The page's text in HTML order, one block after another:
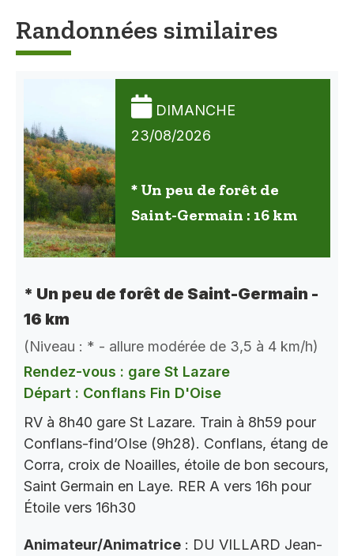
Randonnées similaires
DIMANCHE
23/08/2026
* Un peu de forêt de
Saint-Germain : 16 km
* Un peu de forêt de Saint-Germain -
16 km
(Niveau : * - allure modérée de 3,5 à 4 km/h)
Rendez-vous : gare St Lazare
Départ : Conflans Fin D'Oise
RV à 8h40 gare St Lazare. Train à 8h59 pour
Conflans-find’OIse (9h28). Conflans, étang de
Corra, croix de Noailles, étoile de bon secours,
Saint Germain en Laye. RER A vers 16h pour
Étoile vers 16h30
Animateur/Animatrice : DU VILLARD Jean-